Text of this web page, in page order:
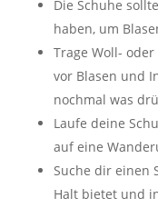
Die Schuhe
haben, um
Trage Woll-
vor Blasen und
nochmal was
Laufe deine
auf eine
Suche dir einen
Halt bietet und